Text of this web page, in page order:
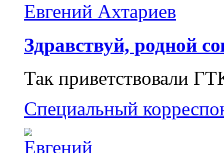
Евгений Ахтариев
Здравствуй, родной
Так приветствовали
Специальный